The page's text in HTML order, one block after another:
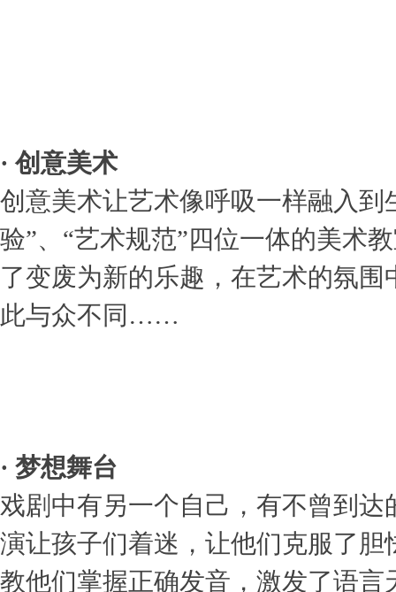
· 创意美术
创意美术让艺术像呼吸一样融入到
验”、“艺术规范”四位一体的美术
了变废为新的乐趣，在艺术的氛
此与众不同……
· 梦想舞台
戏剧中有另一个自己，有不曾到
演让孩子们着迷，让他们克服了
教他们掌握正确发音，激发了语